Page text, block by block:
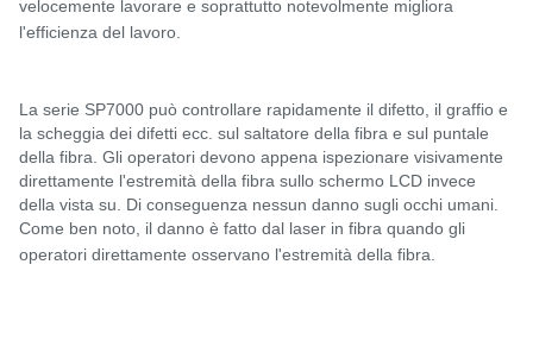
velocemente lavorare e soprattutto notevolmente migliora
l'efficienza del lavoro.
La serie SP7000 può controllare rapidamente il difetto, il graffio e
la scheggia dei difetti ecc. sul saltatore della fibra e sul puntale
della fibra. Gli operatori devono appena ispezionare visivamente
direttamente l'estremità della fibra sullo schermo LCD invece
della vista su. Di conseguenza nessun danno sugli occhi umani.
Come ben noto, il danno è fatto dal laser in fibra quando gli
operatori direttamente osservano l'estremità della fibra.